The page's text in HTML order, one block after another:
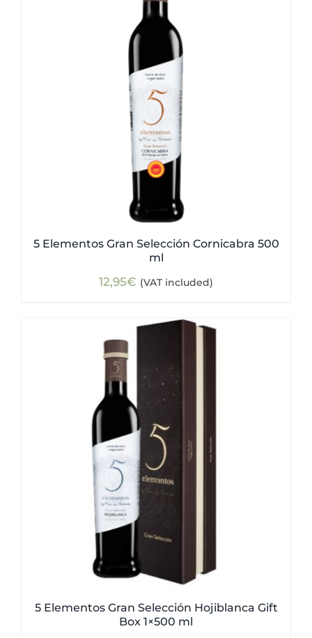
5 Elementos Gran Selección Cornicabra 500
ml
12,95€ (VAT included)
5 Elementos Gran Selección Hojiblanca Gift
Box 1×500 ml